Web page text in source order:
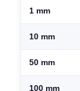
1 mm
10 mm
50 mm
100 mm